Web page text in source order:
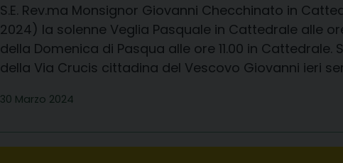
S.E. Rev.ma Monsignor Giovanni Checchinato in
2024) la solenne Veglia Pasquale in Cattedrale alle
della Domenica di Pasqua alle ore 11.00 in
della Via Crucis cittadina del Vescovo Giovanni ieri
30 Marzo 2024